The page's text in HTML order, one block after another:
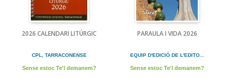
2026 CALENDARI LITÚRGIC
CPL, TARRACONENSE
Sense estoc Te'l demanem?
PARAULA I VIDA 2026
EQUIP D'EDICIÓ DE L'EDITO...
Sense estoc Te'l demanem?